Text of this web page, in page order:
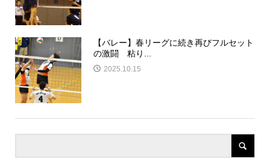
【バレー】春リーグに続き再びフルセット
の激闘 粘り...
2025.10.15